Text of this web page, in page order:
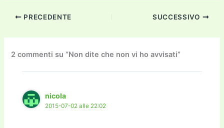
c
b
o
o
k
itt ai
d
o
n
a
m
p
y
Li
n
k
k
dI
n
n
vi
PRECEDENTE SUCCESSIVO
2 commenti su “Non dite che non vi ho avvisati”
nicola
2015-07-02 alle 22:02